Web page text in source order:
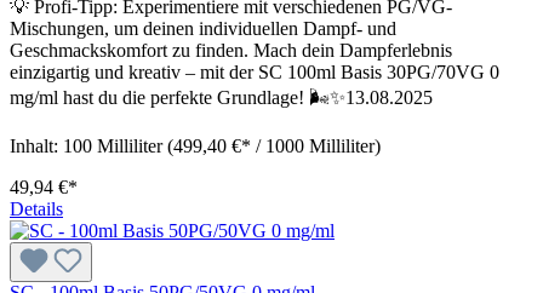
💡 Profi-Tipp: Experimentiere mit verschiedenen PG/VG-
Mischungen, um deinen individuellen Dampf- und
Geschmackskomfort zu finden. Mach dein Dampferlebnis
einzigartig und kreativ – mit der SC 100ml Basis 30PG/70VG 0
mg/ml hast du die perfekte Grundlage! 🌬️✨13.08.2025
Inhalt: 100 Milliliter(499,40 €* / 1000 Milliliter)
49,94 €*
Details